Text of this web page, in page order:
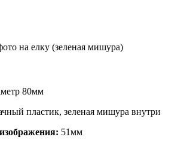
на елку (зеленая мишура)
80мм
пластик, зеленая мишура внутри
51мм